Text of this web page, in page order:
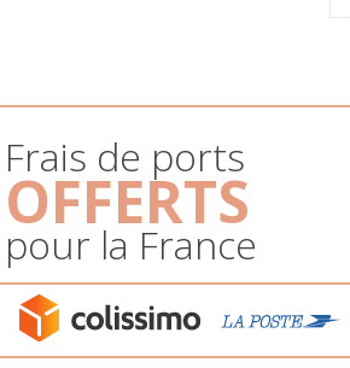
Frais de ports
OFFERTS
pour la France